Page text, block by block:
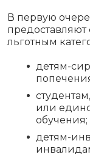
В первую
предоставляют
льготным
детям-
или
обучения;
детям-